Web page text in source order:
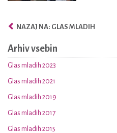
NAZAJ NA: GLAS MLADIH
Arhiv vsebin
Glas mladih 2023
Glas mladih 2021
Glas mladih 2019
Glas mladih 2017
Glas mladih 2015